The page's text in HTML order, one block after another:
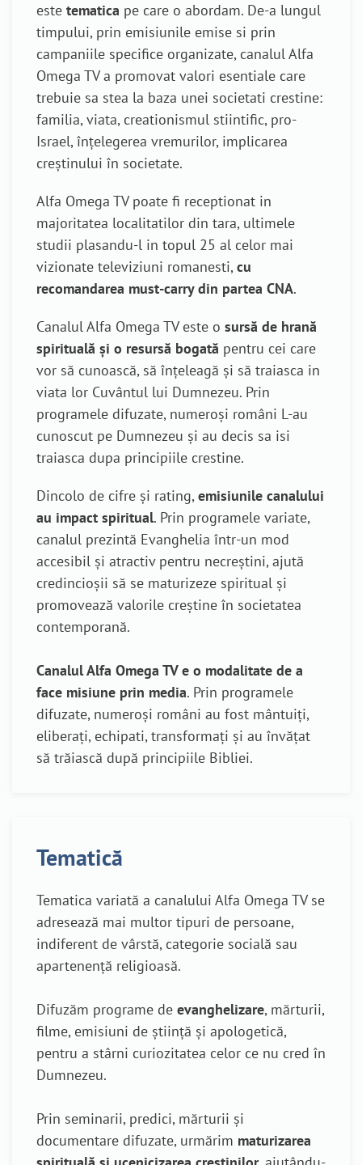
este tematica pe care o abordam. De-a lungul
timpului, prin emisiunile emise si prin
campaniile specifice organizate, canalul Alfa
Omega TV a promovat valori esentiale care
trebuie sa stea la baza unei societati crestine:
familia, viata, creationismul stiintific, pro-
Israel, înțelegerea vremurilor, implicarea
creștinului în societate.
Alfa Omega TV poate fi receptionat in
majoritatea localitatilor din tara, ultimele
studii plasandu-l in topul 25 al celor mai
vizionate televiziuni romanesti,cu
recomandarea must-carry din partea CNA.
Canalul Alfa Omega TV este o sursă de hrană
spirituală şi o resursă bogată pentru cei care
vor să cunoască, să înţeleagă şi să traiasca in
viata lor Cuvântul lui Dumnezeu. Prin
programele difuzate, numeroşi români L-au
cunoscut pe Dumnezeu şi au decis sa isi
traiasca dupa principiile crestine.
Dincolo de cifre și rating,emisiunile canalului
au impact spiritual. Prin programele variate,
canalul prezintă Evanghelia într-un mod
accesibil și atractiv pentru necreștini, ajută
credincioșii să se maturizeze spiritual și
promovează valorile creștine în societatea
contemporană.
Canalul Alfa Omega TV e o modalitate de a
face misiune prin media. Prin programele
difuzate, numeroși români au fost mântuiți,
eliberați, echipati, transformați și au învățat
să trăiască după principiile Bibliei.
Tematică
Tematica variată a canalului Alfa Omega TV se
adresează mai multor tipuri de persoane,
indiferent de vârstă, categorie socială sau
apartenență religioasă.
Difuzăm programe de evanghelizare, mărturii,
filme, emisiuni de știință și apologetică,
pentru a stârni curiozitatea celor ce nu cred în
Dumnezeu.
Prin seminarii, predici, mărturii și
documentare difuzate, urmărim maturizarea